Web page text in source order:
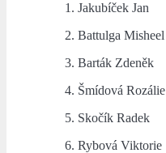
1. Jakubíček Jan
2. Battulga Misheel
3. Barták Zdeněk
4. Šmídová Rozálie
5. Skočík Radek
6. Rybová Viktorie